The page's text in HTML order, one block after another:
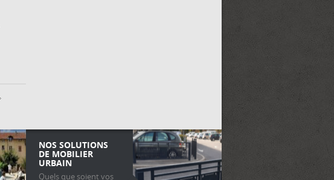
NOS SOLUTIONS
DE MOBILIER
URBAIN
Quels que soient vos